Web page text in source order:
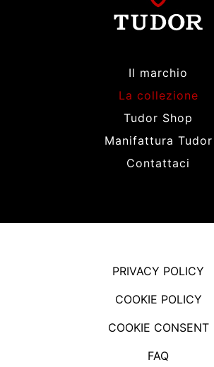
Il marchio
La collezione
Tudor Shop
Manifattura Tudor
Contattaci
PRIVACY POLICY
COOKIE POLICY
COOKIE CONSENT
FAQ